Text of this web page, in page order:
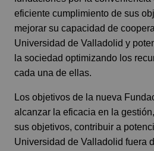
eficiente cumplimiento de sus
mejorar su capacidad de
Universidad de Valladolid y
la sociedad optimizando los
cada una de ellas.
Los objetivos de la nueva
alcanzar la eficacia en la
sus objetivos, contribuir a
Universidad de Valladolid fuera